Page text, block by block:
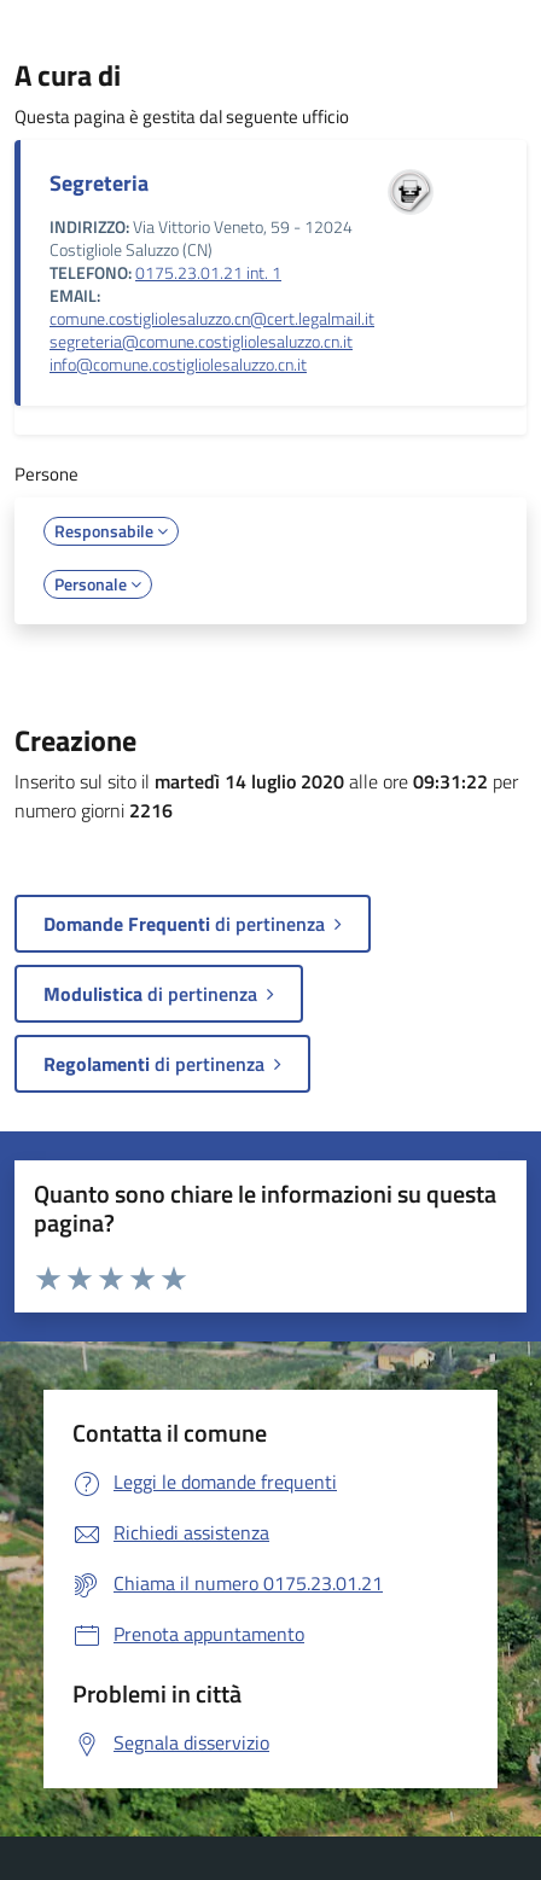
A cura di
Questa pagina è gestita dal seguente ufficio
Segreteria
INDIRIZZO:Via Vittorio Veneto, 59 - 12024
Costigliole Saluzzo (CN)
TELEFONO:0175.23.01.21 int. 1
EMAIL:
comune.costigliolesaluzzo.cn@cert.legalmail.it
segreteria@comune.costigliolesaluzzo.cn.it
info@comune.costigliolesaluzzo.cn.it
Persone
Responsabile
Personale
Creazione
Inserito sul sito il martedì 14 luglio 2020alle ore09:31:22 per
numero giorni 2216
Domande Frequentidi pertinenza
Modulisticadi pertinenza
Regolamentidi pertinenza
Quanto sono chiare le informazioni su questa
pagina?
Valuta da 1 a 5 stelle la pagina
Valuta 5 stelle su 5
Valuta 4 stelle su 5
Valuta 3 stelle su 5
Valuta 2 stelle su 5
Valuta 1 stelle su 5
Contatta il comune
Leggi le domande frequenti
Richiedi assistenza
Chiama il numero 0175.23.01.21
Prenota appuntamento
Problemi in città
Segnala disservizio